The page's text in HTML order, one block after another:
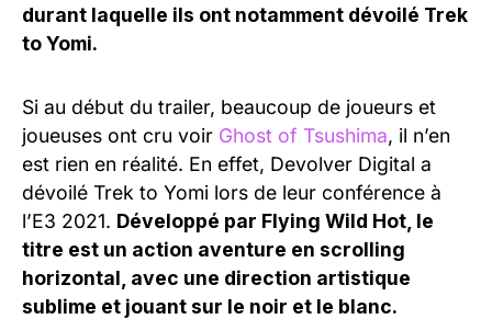
durant laquelle ils ont notamment dévoilé Trek
to Yomi.
Si au début du trailer, beaucoup de joueurs et
joueuses ont cru voir Ghost of Tsushima, il n’en
est rien en réalité. En effet, Devolver Digital a
dévoilé Trek to Yomi lors de leur conférence à
l’E3 2021. Développé par Flying Wild Hot, le
titre est un action aventure en scrolling
horizontal, avec une direction artistique
sublime et jouant sur le noir et le blanc.